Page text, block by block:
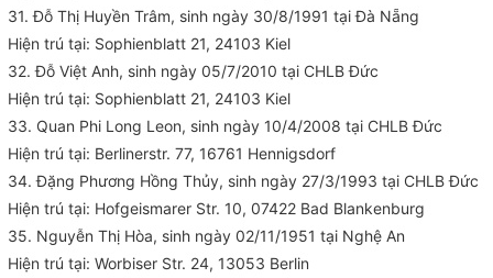
31. Đỗ Thị Huyền Trâm, sinh ngày 30/8/1991 tại Đà Nẵng
Hiện trú tại: Sophienblatt 21, 24103 Kiel
32. Đỗ Việt Anh, sinh ngày 05/7/2010 tại CHLB Đức
Hiện trú tại: Sophienblatt 21, 24103 Kiel
33. Quan Phi Long Leon, sinh ngày 10/4/2008 tại CHLB Đức
Hiện trú tại: Berlinerstr. 77, 16761 Hennigsdorf
34. Đặng Phương Hồng Thủy, sinh ngày 27/3/1993 tại CHLB Đức
Hiện trú tại: Hofgeismarer Str. 10, 07422 Bad Blankenburg
35. Nguyễn Thị Hòa, sinh ngày 02/11/1951 tại Nghệ An
Hiện trú tại: Worbiser Str. 24, 13053 Berlin